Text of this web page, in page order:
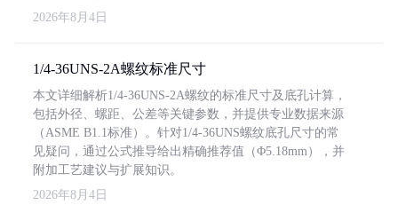
2026年8月4日
1/4-36UNS-2A螺纹标准尺寸
本文详细解析1/4-36UNS-2A螺纹的标准尺寸及底孔计算，
包括外径、螺距、公差等关键参数，并提供专业数据来源
（ASME B1.1标准）。针对1/4-36UNS螺纹底孔尺寸的常
见疑问，通过公式推导给出精确推荐值（Φ5.18mm），并
附加工艺建议与扩展知识。
2026年8月4日